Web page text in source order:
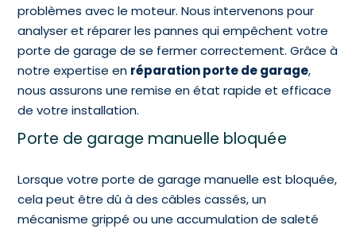
problèmes avec le moteur. Nous intervenons pour
analyser et réparer les pannes qui empêchent votre
porte de garage de se fermer correctement. Grâce à
notre expertise en réparation porte de garage,
nous assurons une remise en état rapide et efficace
de votre installation.
Porte de garage manuelle bloquée
Lorsque votre porte de garage manuelle est bloquée,
cela peut être dû à des câbles cassés, un
mécanisme grippé ou une accumulation de saleté